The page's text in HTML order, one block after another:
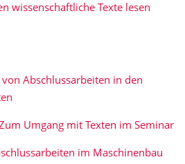
wissenschaftliche Texte lesen
Abschlussarbeiten in den
Umgang mit Texten im Seminar
im Maschinenbau